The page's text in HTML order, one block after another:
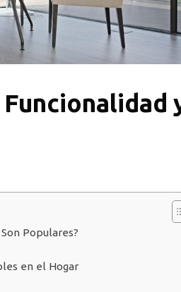
Populares?
en el Hogar